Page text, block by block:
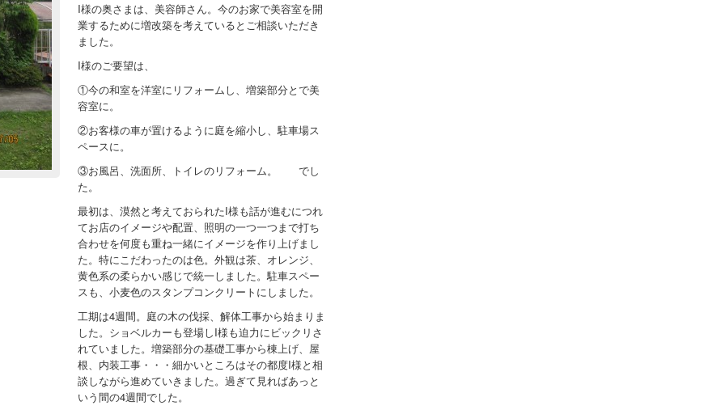
I様の奥さまは、美容師さん。今のお家で美容室を開
業するために増改築を考えているとご相談いただき
ました。
I様のご要望は、
①今の和室を洋室にリフォームし、増築部分とで美
容室に。
②お客様の車が置けるように庭を縮小し、駐車場ス
ペースに。
③お風呂、洗面所、トイレのリフォーム。 でし
た。
最初は、漠然と考えておられたI様も話が進むにつれ
てお店のイメージや配置、照明の一つ一つまで打ち
合わせを何度も重ね一緒にイメージを作り上げまし
た。特にこだわったのは色。外観は茶、オレンジ、
黄色系の柔らかい感じで統一しました。駐車スペー
スも、小麦色のスタンプコンクリートにしました。
工期は4週間。庭の木の伐採、解体工事から始まりま
した。ショベルカーも登場しI様も迫力にビックリさ
れていました。増築部分の基礎工事から棟上げ、屋
根、内装工事・・・細かいところはその都度I様と相
談しながら進めていきました。過ぎて見ればあっと
いう間の4週間でした。